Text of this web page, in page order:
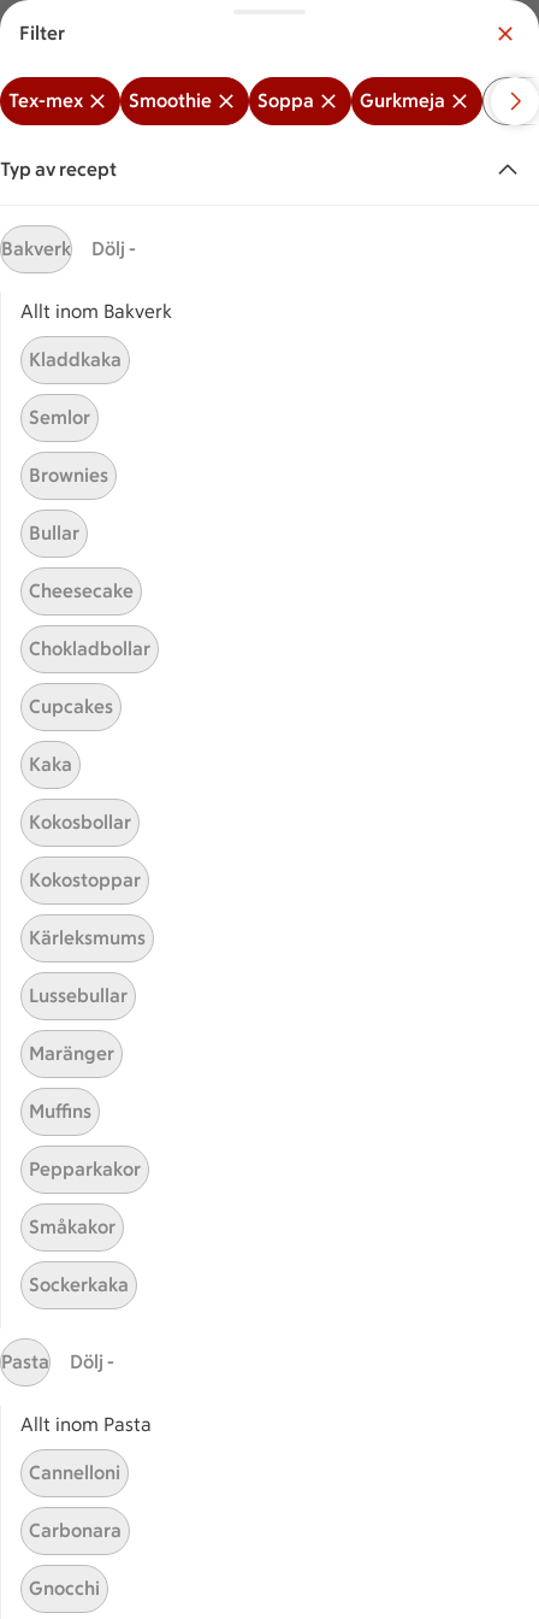
Meny Logga in
Vilken är din butik? Välj butik
Start
Gurkmeja + Smoothie + Soppa
Sök ingrediens eller recept
Inga förslag
Tex-mex
ReceptVisar 0 stycken
(0)
Hittade inget recept
Testa att söka på något nytt, eller ta bort något av
Tex-mex
Här hittar du alla goda recept du har sparat och
Start
Filter
Tex-mex Smoothie Soppa Gurkmeja
Typ av recept
Bakverk Dölj -
Allt inom Bakverk
Kladdkaka
Semlor
Brownies
Bullar
Cheesecake
Chokladbollar
Cupcakes
Kaka
Kokosbollar
Kokostoppar
Kärleksmums
Lussebullar
Maränger
Muffins
Pepparkakor
Småkakor
Sockerkaka
Pasta Dölj -
Allt inom Pasta
Cannelloni
Carbonara
Gnocchi